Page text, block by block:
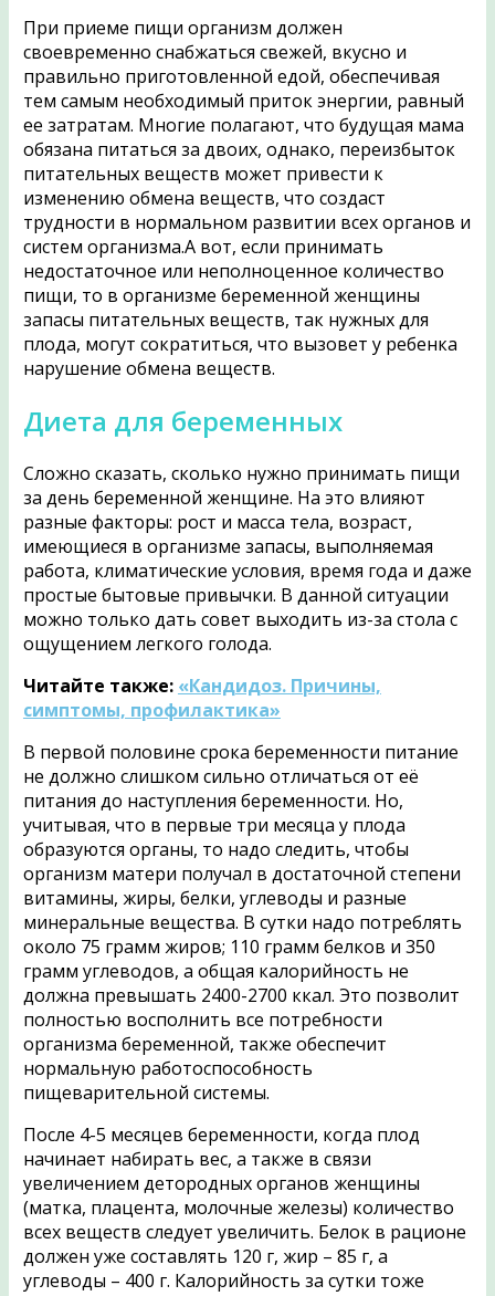
При приеме пищи организм должен
своевременно снабжаться свежей, вкусно и
правильно приготовленной едой, обеспечивая
тем самым необходимый приток энергии, равный
ее затратам. Многие полагают, что будущая мама
обязана питаться за двоих, однако, переизбыток
питательных веществ может привести к
изменению обмена веществ, что создаст
трудности в нормальном развитии всех органов и
систем организма.А вот, если принимать
недостаточное или неполноценное количество
пищи, то в организме беременной женщины
запасы питательных веществ, так нужных для
плода, могут сократиться, что вызовет у ребенка
нарушение обмена веществ.
Диета для беременных
Сложно сказать, сколько нужно принимать пищи
за день беременной женщине. На это влияют
разные факторы: рост и масса тела, возраст,
имеющиеся в организме запасы, выполняемая
работа, климатические условия, время года и даже
простые бытовые привычки. В данной ситуации
можно только дать совет выходить из-за стола с
ощущением легкого голода.
Читайте также: «Кандидоз. Причины,
симптомы, профилактика»
В первой половине срока беременности питание
не должно слишком сильно отличаться от её
питания до наступления беременности. Но,
учитывая, что в первые три месяца у плода
образуются органы, то надо следить, чтобы
организм матери получал в достаточной степени
витамины, жиры, белки, углеводы и разные
минеральные вещества. В сутки надо потреблять
около 75 грамм жиров; 110 грамм белков и 350
грамм углеводов, а общая калорийность не
должна превышать 2400-2700 ккал. Это позволит
полностью восполнить все потребности
организма беременной, также обеспечит
нормальную работоспособность
пищеварительной системы.
После 4-5 месяцев беременности, когда плод
начинает набирать вес, а также в связи
увеличением детородных органов женщины
(матка, плацента, молочные железы) количество
всех веществ следует увеличить. Белок в рационе
должен уже составлять 120 г, жир – 85 г, а
углеводы – 400 г. Калорийность за сутки тоже